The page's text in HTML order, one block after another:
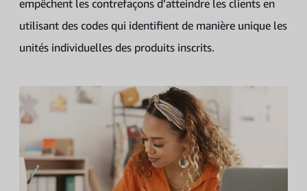
empêchent les contrefaçons d’atteindre les clients en
utilisant des codes qui identifient de manière unique les
unités individuelles des produits inscrits.